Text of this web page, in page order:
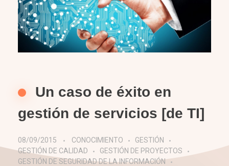
Un caso de éxito en
gestión de servicios [de TI]
08/09/2015 CONOCIMIENTO
GESTIÓN
GESTIÓN DE CALIDAD
GESTIÓN DE PROYECTOS
GESTIÓN DE SEGURIDAD DE LA INFORMACIÓN